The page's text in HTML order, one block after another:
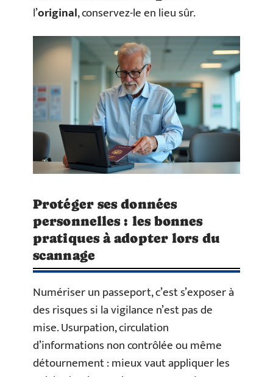
l’original, conservez-le en lieu sûr.
Protéger ses données
personnelles : les bonnes
pratiques à adopter lors du
scannage
Numériser un passeport, c’est s’exposer à
des risques si la vigilance n’est pas de
mise. Usurpation, circulation
d’informations non contrôlée ou même
détournement : mieux vaut appliquer les